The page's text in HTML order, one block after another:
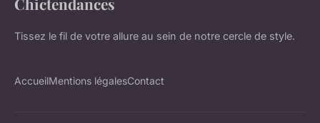
Tissez le fil de votre allure au sein de notre cercle de style.
AccueilMentions légalesContact